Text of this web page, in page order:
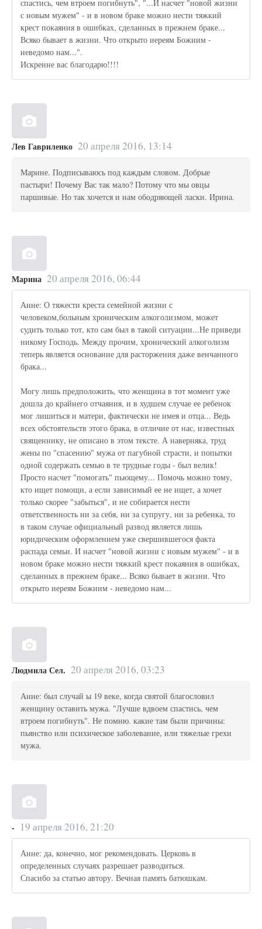
спастись, чем втроем погибнуть", "...И насчет "новой жизни
с новым мужем" - и в новом браке можно нести тяжкий
крест покаяния в ошибках, сделанных в прежнем браке...
Всяко бывает в жизни. Что открыто иереям Божиим -
неведомо нам...".
Искренне вас благодарю!!!!
Лев Гавриленко 20 апреля 2016, 13:14
Марине. Подписываюсь под каждым словом. Добрые
пастыри! Почему Вас так мало? Потому что мы овцы
паршивые. Но так хочется и нам ободряющей ласки. Ирина.
Марина 20 апреля 2016, 06:44
Анне: О тяжести креста семейной жизни с
человеком,больным хроническим алкоголизмом, может
судить только тот, кто сам был в такой ситуации...Не приведи
никому Господь. Между прочим, хронический алкоголизм
теперь является основание для расторжения даже венчанного
брака...
Могу лишь предположить, что женщина в тот момент уже
дошла до крайнего отчаяния, и в худшем случае ее ребенок
мог лишиться и матери, фактически не имея и отца... Ведь
всех обстоятельств этого брака, в отличие от нас, известных
священнику, не описано в этом тексте. А наверняка, труд
жены по "спасению" мужа от пагубной страсти, и попытки
одной содержать семью в те трудные годы - был велик!
Просто насчет "помогать" пьющему... Помочь можно тому,
кто ищет помощи, а если зависимый ее не ищет, а хочет
только скорее "забыться", и не собирается нести
ответственность ни за себя, ни за супругу, ни за ребенка, то
в таком случае официальный развод является лишь
юридическим оформлением уже свершившегося факта
распада семьи. И насчет "новой жизни с новым мужем" - и в
новом браке можно нести тяжкий крест покаяния в ошибках,
сделанных в прежнем браке... Всяко бывает в жизни. Что
открыто иереям Божиим - неведомо нам...
Людмила Сел. 20 апреля 2016, 03:23
Анне: был случай ы 19 веке, когда святой благословил
женщину оставить мужа. "Лучше вдвоем спастись, чем
втроем погибнуть". Не помню. какие там были причины:
пьянство или психическое заболевание, или тяжелые грехи
мужа.
- 19 апреля 2016, 21:20
Анне: да, конечно, мог рекомендовать. Церковь в
определенных случаях разрешает разводиться.
Спасибо за статью автору. Вечная память батюшкам.